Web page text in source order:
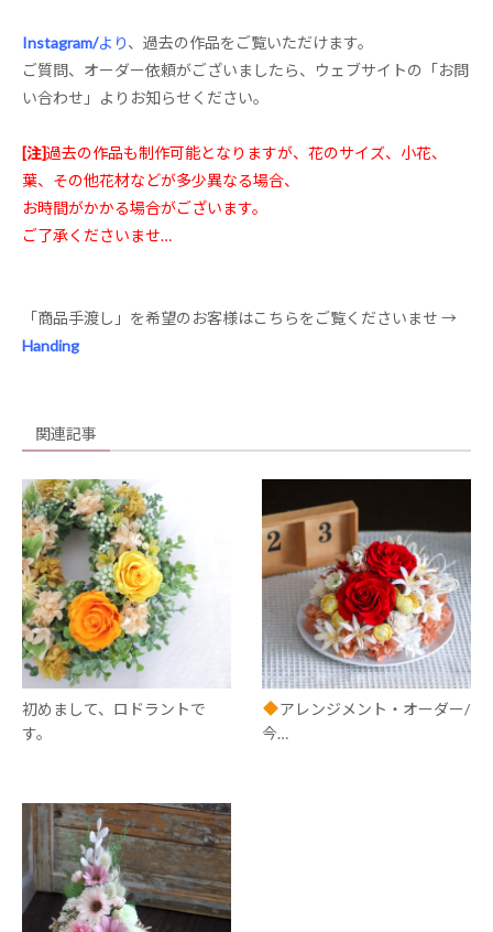
Instagram/より、過去の作品をご覧いただけます。
ご質問、オーダー依頼がございましたら、
ウェブサイトの「お問
い合わせ」よりお知らせください。
[注]過去の作品も制作可能となりますが、花のサイズ、小花、
葉、その他花材などが多少異なる場合、
お時間がかかる場合がございます。
ご了承くださいませ…
「商品手渡し」を希望のお客様はこちらをご覧くださいませ →
Handing
関連記事
初めまして、ロドラントで
す。
アレンジメント・オーダー/
今…